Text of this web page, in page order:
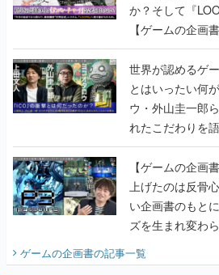
か？そして『
【ゲームの企画書
世界が認めるゲ
とはいったい何
ウ・外山圭一郎
れたこだわりを
画書】
【ゲームの企画
上げたのは反骨
い企画書のもと
ズを生まれ変わ
ゲームの企画書の記事一覧